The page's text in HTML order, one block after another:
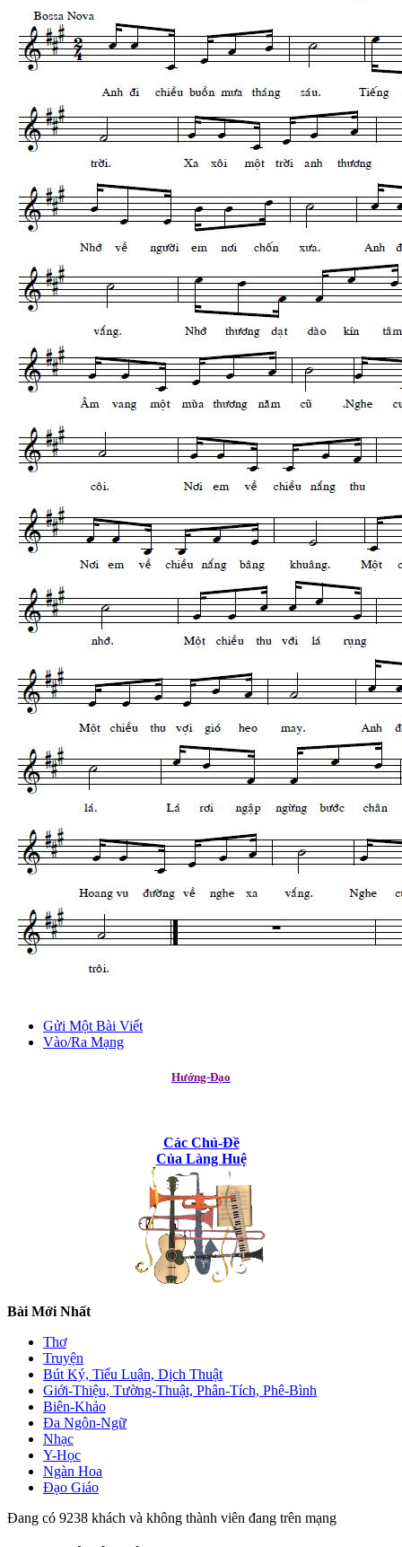
Gửi Một Bài Viết
Vào/Ra Mạng
Hướng-Đạo
Các Chủ-Đề
Của Làng Huệ
Bài Mới Nhất
Thơ
Truyện
Bút Ký, Tiểu Luận, Dịch Thuật
Giới-Thiệu, Tường-Thuật, Phân-Tích, Phê-Bình
Biên-Khảo
Đa Ngôn-Ngữ
Nhạc
Y-Học
Ngàn Hoa
Đạo Giáo
Đang có 9238 khách và không thành viên đang trên mạng